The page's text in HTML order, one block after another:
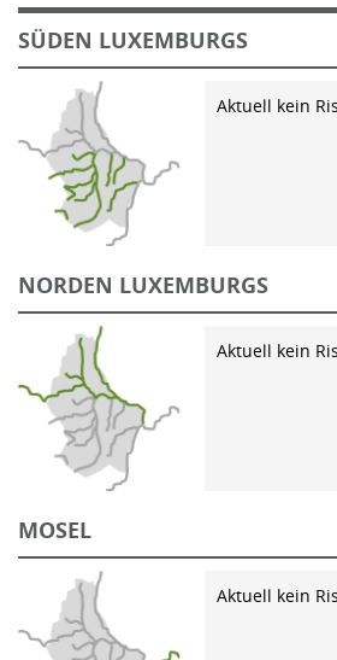
SÜDEN LUXEMBURGS
Aktuell kein
NORDEN LUXEMBURGS
Aktuell kein
MOSEL
Aktuell kein